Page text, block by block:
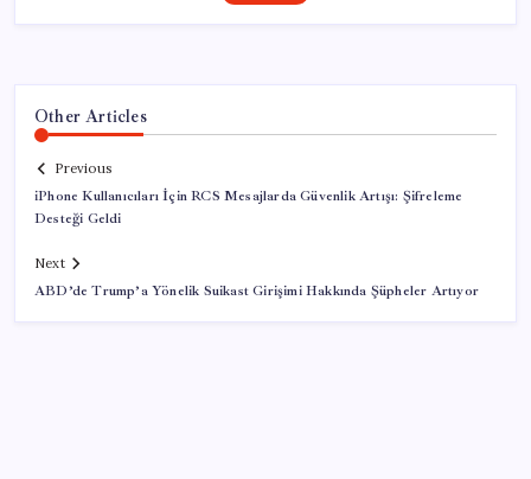
Other Articles
Previous
iPhone Kullanıcıları İçin RCS Mesajlarda Güvenlik Artışı: Şifreleme
Desteği Geldi
Next
ABD’de Trump’a Yönelik Suikast Girişimi Hakkında Şüpheler Artıyor